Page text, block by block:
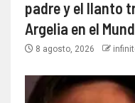
padre y el llanto
Argelia en el
8 agosto, 2026